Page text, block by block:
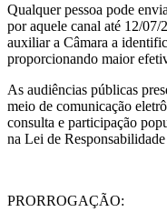
Qualquer pessoa pode
por aquele canal até 12/
auxiliar a Câmara a
proporcionando maior
As audiências públicas
meio de comunicação
consulta e participação
na Lei de
PRORROGAÇÃO: